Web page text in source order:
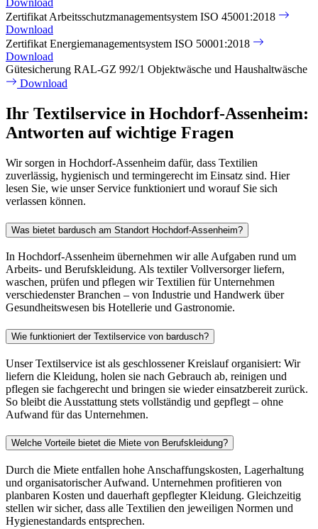
Download
Zertifikat Arbeitsschutzmanagementsystem ISO 45001:2018
Download
Zertifikat Energiemanagementsystem ISO 50001:2018
Download
Gütesicherung RAL-GZ 992/1 Objektwäsche und Haushaltwäsche
Download
Ihr Textilservice in Hochdorf-Assenheim:
Antworten auf wichtige Fragen
Wir sorgen in Hochdorf-Assenheim dafür, dass Textilien
zuverlässig, hygienisch und termingerecht im Einsatz sind. Hier
lesen Sie, wie unser Service funktioniert und worauf Sie sich
verlassen können.
Was bietet bardusch am Standort Hochdorf-Assenheim?
In Hochdorf-Assenheim übernehmen wir alle Aufgaben rund um
Arbeits- und Berufskleidung. Als textiler Vollversorger liefern,
waschen, prüfen und pflegen wir Textilien für Unternehmen
verschiedenster Branchen – von Industrie und Handwerk über
Gesundheitswesen bis Hotellerie und Gastronomie.
Wie funktioniert der Textilservice von bardusch?
Unser Textilservice ist als geschlossener Kreislauf organisiert: Wir
liefern die Kleidung, holen sie nach Gebrauch ab, reinigen und
pflegen sie fachgerecht und bringen sie wieder einsatzbereit zurück.
So bleibt die Ausstattung stets vollständig und gepflegt – ohne
Aufwand für das Unternehmen.
Welche Vorteile bietet die Miete von Berufskleidung?
Durch die Miete entfallen hohe Anschaffungskosten, Lagerhaltung
und organisatorischer Aufwand. Unternehmen profitieren von
planbaren Kosten und dauerhaft gepflegter Kleidung. Gleichzeitig
stellen wir sicher, dass alle Textilien den jeweiligen Normen und
Hygienestandards entsprechen.